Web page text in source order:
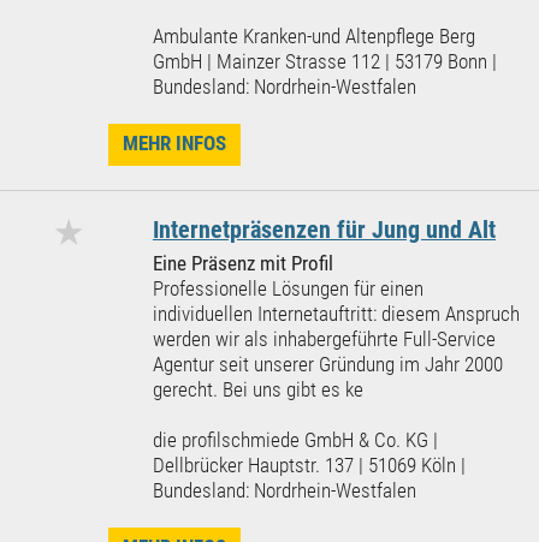
Ambulante Kranken-und Altenpflege Berg
GmbH | Mainzer Strasse 112 | 53179 Bonn |
Bundesland: Nordrhein-Westfalen
MEHR INFOS
★ Internetpräsenzen für Jung und Alt
Eine Präsenz mit Profil
Professionelle Lösungen für einen
individuellen Internetauftritt: diesem Anspruch
werden wir als inhabergeführte Full-Service
Agentur seit unserer Gründung im Jahr 2000
gerecht. Bei uns gibt es ke
die profilschmiede GmbH & Co. KG |
Dellbrücker Hauptstr. 137 | 51069 Köln |
Bundesland: Nordrhein-Westfalen